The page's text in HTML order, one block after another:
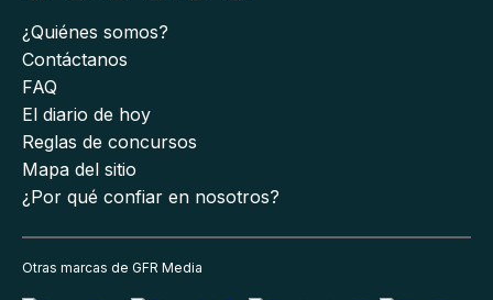
¿Quiénes somos?
Contáctanos
FAQ
El diario de hoy
Reglas de concursos
Mapa del sitio
¿Por qué confiar en nosotros?
Otras marcas de GFR Media